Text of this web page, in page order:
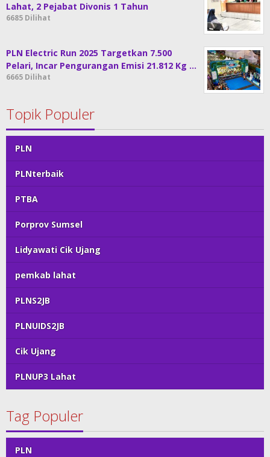
Lahat, 2 Pejabat Divonis 1 Tahun
6685 Dilihat
PLN Electric Run 2025 Targetkan 7.500
Pelari, Incar Pengurangan Emisi 21.812 Kg …
6665 Dilihat
Topik Populer
PLN
PLNterbaik
PTBA
Porprov Sumsel
Lidyawati Cik Ujang
pemkab lahat
PLNS2JB
PLNUIDS2JB
Cik Ujang
PLNUP3 Lahat
Tag Populer
PLN